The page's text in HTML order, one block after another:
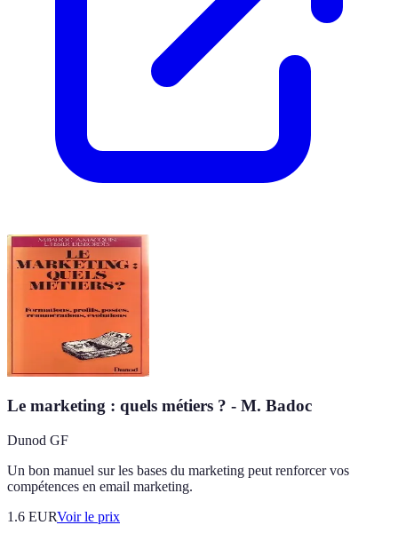
Le marketing : quels métiers ? - M. Badoc
Dunod GF
Un bon manuel sur les bases du marketing peut renforcer vos
compétences en email marketing.
1.6 EURVoir le prix